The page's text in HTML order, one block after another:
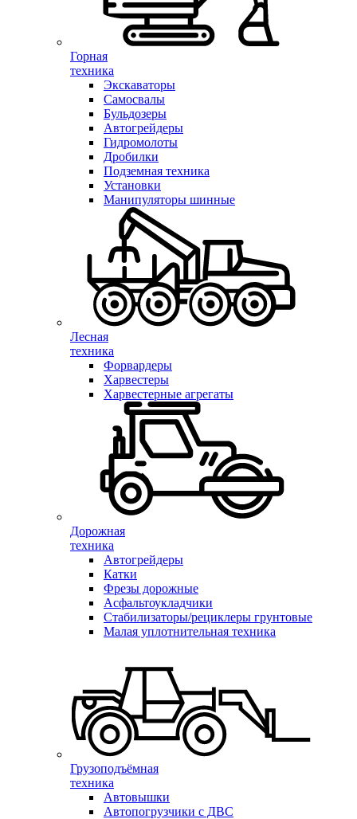
Горная
техника
Экскаваторы
Самосвалы
Бульдозеры
Автогрейдеры
Гидромолоты
Дробилки
Подземная техника
Установки
Манипуляторы шинные
Лесная
техника
Форвардеры
Харвестеры
Харвестерные агрегаты
Дорожная
техника
Автогрейдеры
Катки
Фрезы дорожные
Асфальтоукладчики
Стабилизаторы/рециклеры грунтовые
Малая уплотнительная техника
Грузоподъёмная
техника
Автовышки
Автопогрузчики с ДВС